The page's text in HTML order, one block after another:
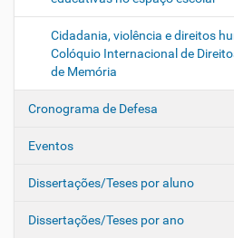
Cidadania, violência e direitos
Colóquio Internacional de
de Memória
Cronograma de Defesa
Eventos
Dissertações/Teses por aluno
Dissertações/Teses por ano